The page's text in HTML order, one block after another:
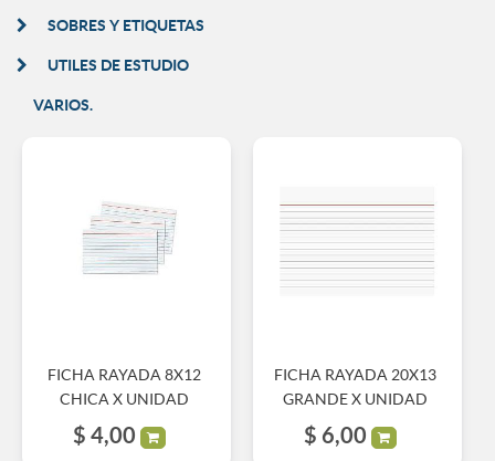
SOBRES Y ETIQUETAS
UTILES DE ESTUDIO
VARIOS.
FICHA RAYADA 8X12
CHICA X UNIDAD
$ 4,00
FICHA RAYADA 20X13
GRANDE X UNIDAD
$ 6,00